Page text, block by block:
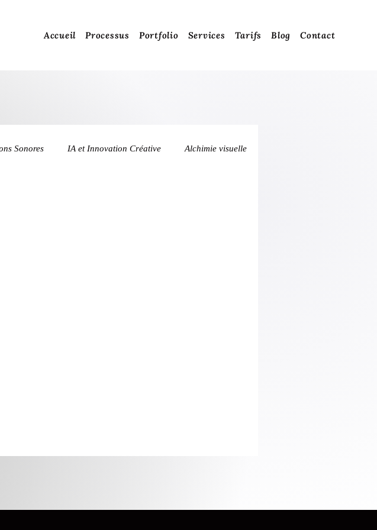
Accueil Processus Portfolio Services Tarifs Blog Contact
Sonores IA et Innovation Créative Alchimie visuelle